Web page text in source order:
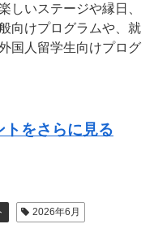
しいステージや縁日、
向けプログラムや、就
国人留学生向けプログ
をさらに見る
2026年6月